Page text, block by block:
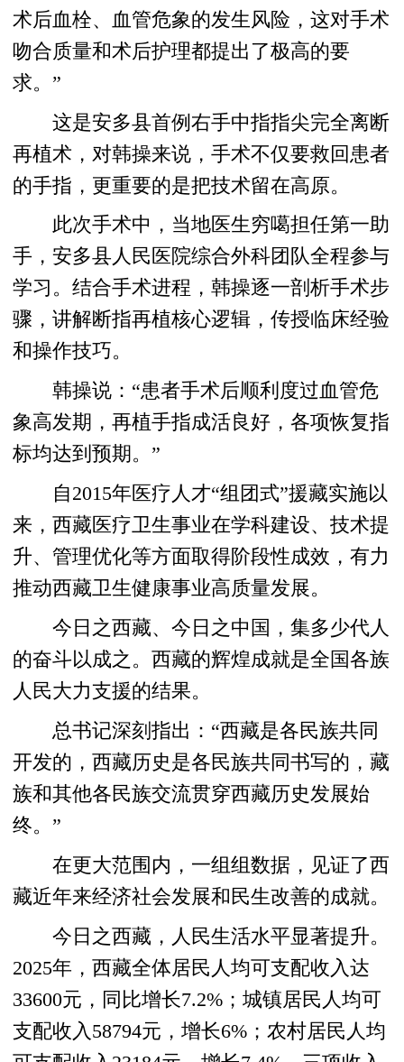
术后血栓、血管危象的发生风险，这对手术
吻合质量和术后护理都提出了极高的要
求。”
这是安多县首例右手中指指尖完全离断
再植术，对韩操来说，手术不仅要救回患者
的手指，更重要的是把技术留在高原。
此次手术中，当地医生穷噶担任第一助
手，安多县人民医院综合外科团队全程参与
学习。结合手术进程，韩操逐一剖析手术步
骤，讲解断指再植核心逻辑，传授临床经验
和操作技巧。
韩操说：“患者手术后顺利度过血管危
象高发期，再植手指成活良好，各项恢复指
标均达到预期。”
自2015年医疗人才“组团式”援藏实施以
来，西藏医疗卫生事业在学科建设、技术提
升、管理优化等方面取得阶段性成效，有力
推动西藏卫生健康事业高质量发展。
今日之西藏、今日之中国，集多少代人
的奋斗以成之。西藏的辉煌成就是全国各族
人民大力支援的结果。
总书记深刻指出：“西藏是各民族共同
开发的，西藏历史是各民族共同书写的，藏
族和其他各民族交流贯穿西藏历史发展始
终。”
在更大范围内，一组组数据，见证了西
藏近年来经济社会发展和民生改善的成就。
今日之西藏，人民生活水平显著提升。
2025年，西藏全体居民人均可支配收入达
33600元，同比增长7.2%；城镇居民人均可
支配收入58794元，增长6%；农村居民人均